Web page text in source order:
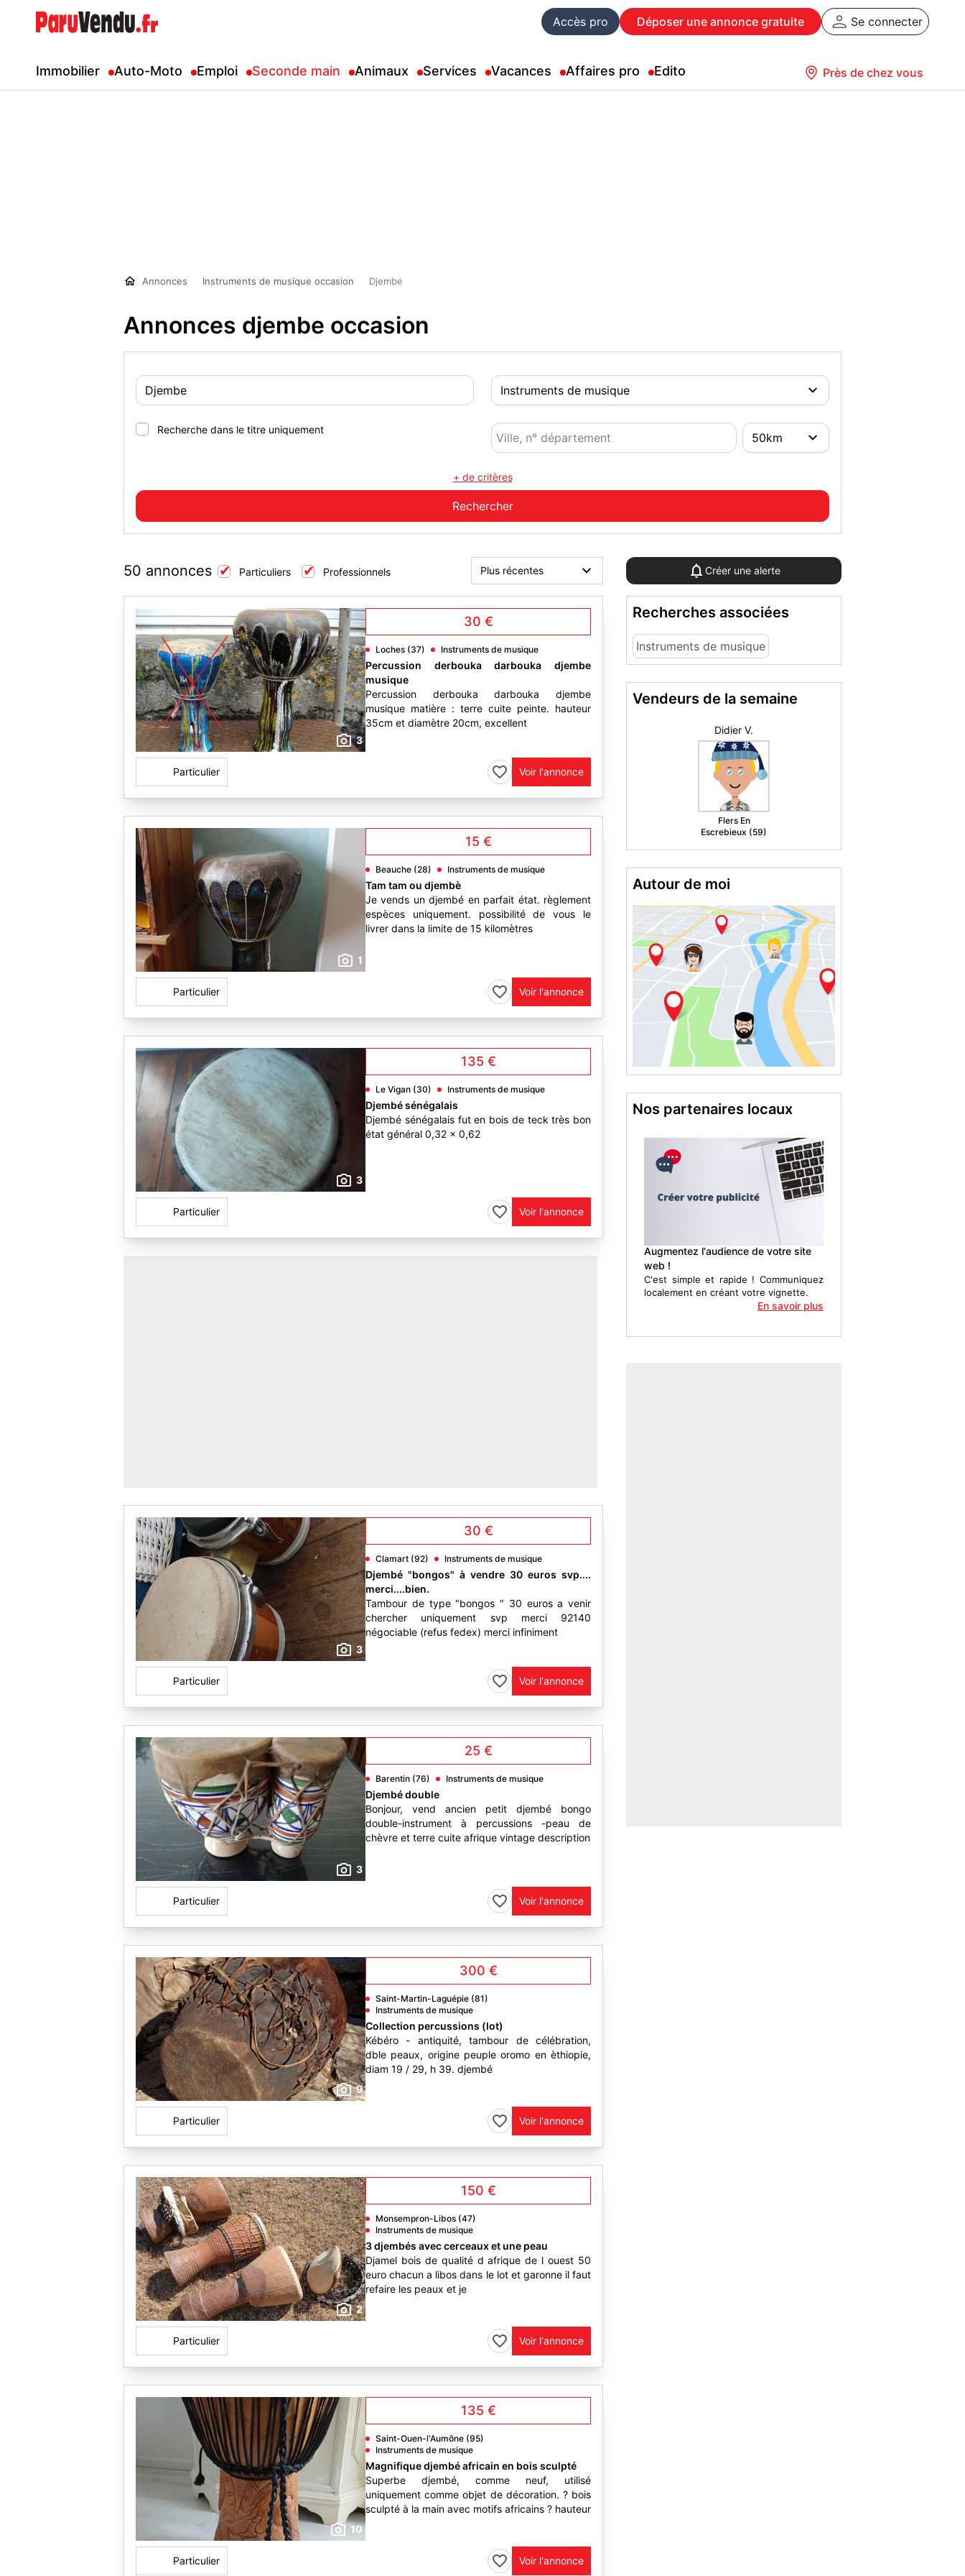
Accès pro Déposer une annonce gratuite Se connecter
Immobilier Auto-Moto Emploi Seconde main Animaux Services Vacances Affaires pro Edito Près de chez vous
Annonces Instruments de musique occasion Djembe
Annonces djembe occasion
Recherche dans le titre uniquement
+ de critères
50 annonces Particuliers Professionnels Créer une alerte
3
30 €
Loches (37) Instruments de musique
Percussion derbouka darbouka djembe
musique
Percussion derbouka darbouka djembe
musique matière : terre cuite peinte. hauteur
35cm et diamètre 20cm, excellent
Particulier Voir l'annonce
1
15 €
Beauche (28) Instruments de musique
Tam tam ou djembè
Je vends un djembé en parfait état. règlement
espèces uniquement. possibilité de vous le
livrer dans la limite de 15 kilomètres
Particulier Voir l'annonce
3
135 €
Le Vigan (30) Instruments de musique
Djembé sénégalais
Djembé sénégalais fut en bois de teck très bon
état général 0,32 x 0,62
Particulier Voir l'annonce
3
30 €
Clamart (92) Instruments de musique
Djembé "bongos" à vendre 30 euros svp....
merci....bien.
Tambour de type "bongos " 30 euros a venir
chercher uniquement svp merci 92140
négociable (refus fedex) merci infiniment
Particulier Voir l'annonce
3
25 €
Barentin (76) Instruments de musique
Djembé double
Bonjour, vend ancien petit djembé bongo
double-instrument à percussions -peau de
chèvre et terre cuite afrique vintage description
Particulier Voir l'annonce
9
300 €
Saint-Martin-Laguépie (81)
Instruments de musique
Collection percussions (lot)
Kébéro - antiquité, tambour de célébration,
dble peaux, origine peuple oromo en èthiopie,
diam 19 / 29, h 39. djembé
Particulier Voir l'annonce
2
150 €
Monsempron-Libos (47)
Instruments de musique
3 djembés avec cerceaux et une peau
Djamel bois de qualité d afrique de l ouest 50
euro chacun a libos dans le lot et garonne il faut
refaire les peaux et je
Particulier Voir l'annonce
10
135 €
Saint-Ouen-l'Aumône (95)
Instruments de musique
Magnifique djembé africain en bois sculpté
Superbe djembé, comme neuf, utilisé
uniquement comme objet de décoration. ? bois
sculpté à la main avec motifs africains ? hauteur
Particulier Voir l'annonce
Recherches associées
Instruments de musique
Vendeurs de la semaine
lipomi
St Quentin (02)
Autour de moi
Nos partenaires locaux
Augmentez l'audience de votre site
web !
C'est simple et rapide ! Communiquez
localement en créant votre vignette.
En savoir plus